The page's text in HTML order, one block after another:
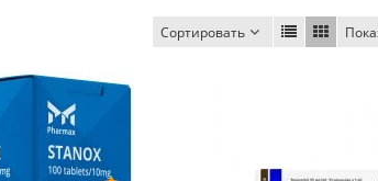
Сортировать